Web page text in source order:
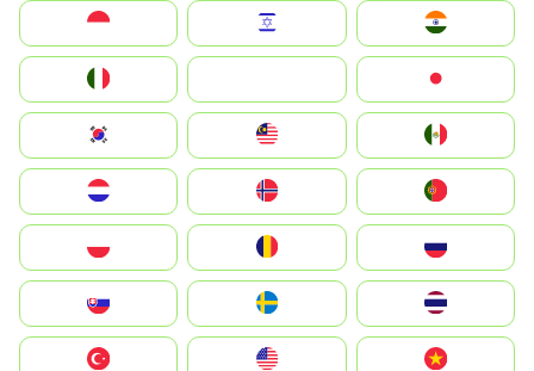
South Korea
United States